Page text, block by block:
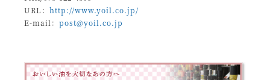
URL： http://www.yoil.co.jp/
E-mail： post@yoil.co.jp